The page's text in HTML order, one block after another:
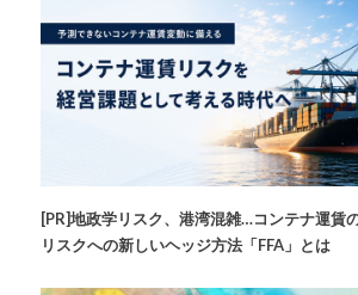
[PR]地政学リスク、港湾混雑…コンテナ運賃
リスクへの新しいヘッジ方法「FFA」とは